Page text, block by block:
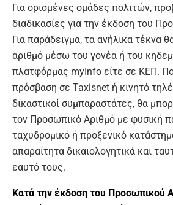
Για ορισμένες ομάδες πολιτών,
διαδικασίες για την έκδοση του
Για παράδειγμα, τα ανήλικα τέκνα
αριθμό μέσω του γονέα ή του
πλατφόρμας myInfo είτε σε ΚΕΠ.
πρόσβαση σε Taxisnet ή κινητό
δικαστικοί συμπαραστάτες, θα
τον Προσωπικό Αριθμό με φυσική
ταχυδρομικό ή προξενικό
απαραίτητα δικαιολογητικά και
εαυτό τους.
Kατά την έκδοση του Προσωπικού